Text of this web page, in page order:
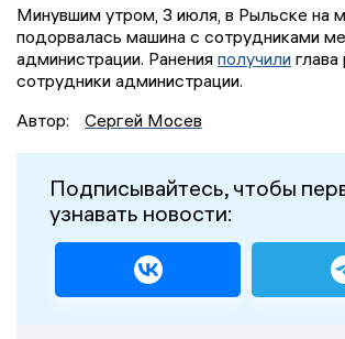
Минувшим утром, 3 июля, в Рыльске на
подорвалась машина с сотрудниками
администрации. Ранения получили глава
сотрудники администрации.
Автор:
Сергей Мосев
Подписывайтесь, чтобы
узнавать новости: